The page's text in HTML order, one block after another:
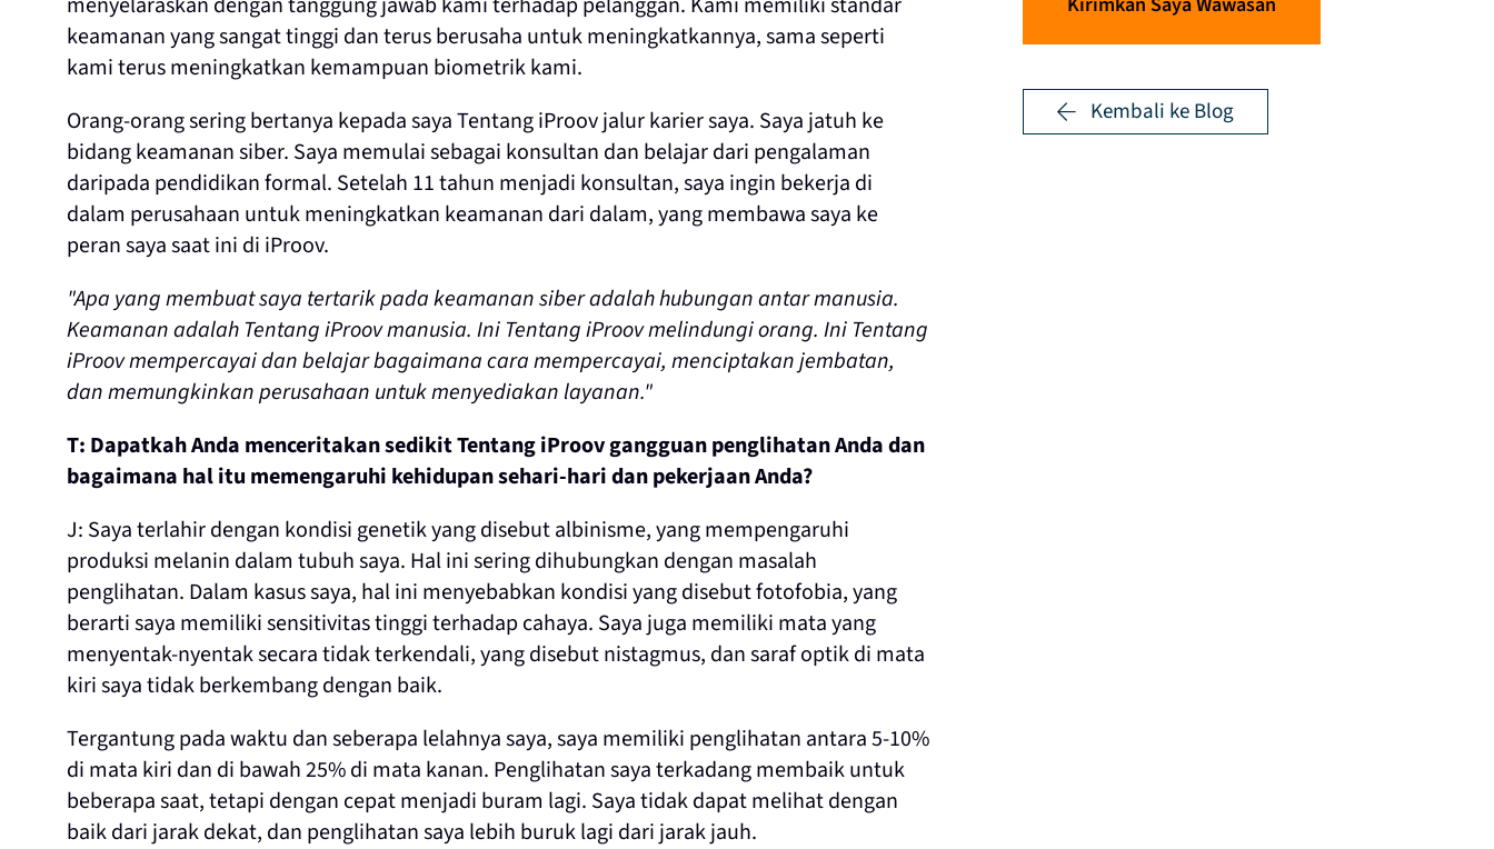
keamanan yang sangat tinggi dan terus berusaha untuk meningkatkannya, sama seperti
kami terus meningkatkan kemampuan biometrik kami.
Orang-orang sering bertanya kepada saya Tentang iProov jalur karier saya. Saya jatuh ke
bidang keamanan siber. Saya memulai sebagai konsultan dan belajar dari pengalaman
daripada pendidikan formal. Setelah 11 tahun menjadi konsultan, saya ingin bekerja di
dalam perusahaan untuk meningkatkan keamanan dari dalam, yang membawa saya ke
peran saya saat ini di iProov.
"Apa yang membuat saya tertarik pada keamanan siber adalah hubungan antar manusia.
Keamanan adalah Tentang iProov manusia. Ini Tentang iProov melindungi orang. Ini Tentang
iProov mempercayai dan belajar bagaimana cara mempercayai, menciptakan jembatan,
dan memungkinkan perusahaan untuk menyediakan layanan."
T: Dapatkah Anda menceritakan sedikit Tentang iProov gangguan penglihatan Anda dan
bagaimana hal itu memengaruhi kehidupan sehari-hari dan pekerjaan Anda?
J: Saya terlahir dengan kondisi genetik yang disebut albinisme, yang mempengaruhi
produksi melanin dalam tubuh saya. Hal ini sering dihubungkan dengan masalah
penglihatan. Dalam kasus saya, hal ini menyebabkan kondisi yang disebut fotofobia, yang
berarti saya memiliki sensitivitas tinggi terhadap cahaya. Saya juga memiliki mata yang
menyentak-nyentak secara tidak terkendali, yang disebut nistagmus, dan saraf optik di mata
kiri saya tidak berkembang dengan baik.
Tergantung pada waktu dan seberapa lelahnya saya, saya memiliki penglihatan antara 5-10%
di mata kiri dan di bawah 25% di mata kanan. Penglihatan saya terkadang membaik untuk
beberapa saat, tetapi dengan cepat menjadi buram lagi. Saya tidak dapat melihat dengan
baik dari jarak dekat, dan penglihatan saya lebih buruk lagi dari jarak jauh.
Kembali ke Blog